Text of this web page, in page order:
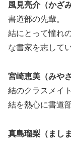
風見亮介（かざ
書道部の先輩。
結にとって憧れ
な書家を志してい
宮崎恵美（みや
結のクラスメイ
結を熱心に書道
真島瑠梨（まし